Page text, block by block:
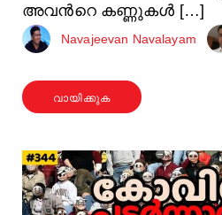
അവന്‍റെ കണ്ണുകള്‍ […]
Navajeevan Navalayam
വായിക്കുക